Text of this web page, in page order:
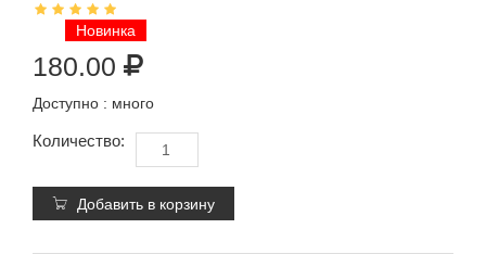
Новинка
180.00
Доступно : много
Количество:
Добавить в корзину